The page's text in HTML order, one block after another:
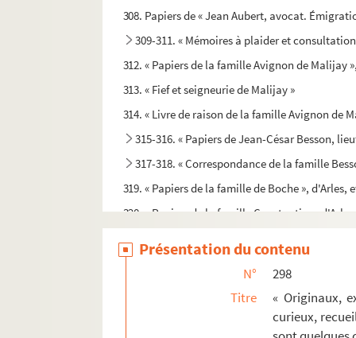
308. Papiers de « Jean Aubert, avocat.
309-311. « Mémoires à plaider et
312. « Papiers de la famille Avignon de Malijay
313. « Fief et seigneurie de Malijay »
314. « Livre de raison de la famille Avignon de
315-316. « Papiers de Jean-César Besson,
317-318. « Correspondance de la famille
319. « Papiers de la famille de Boche », d'Arles,
320. « Papiers de la famille Constantin », d'Arles
322. « Mélanges laissés par Nicolas
324. « Supplément au volume intitulé :
Présentation du contenu
N°
298
Titre
« Originaux,
curieux,